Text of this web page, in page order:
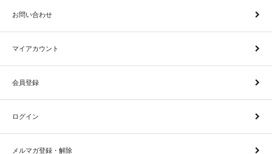
お問い合わせ
マイアカウント
会員登録
ログイン
メルマガ登録・解除